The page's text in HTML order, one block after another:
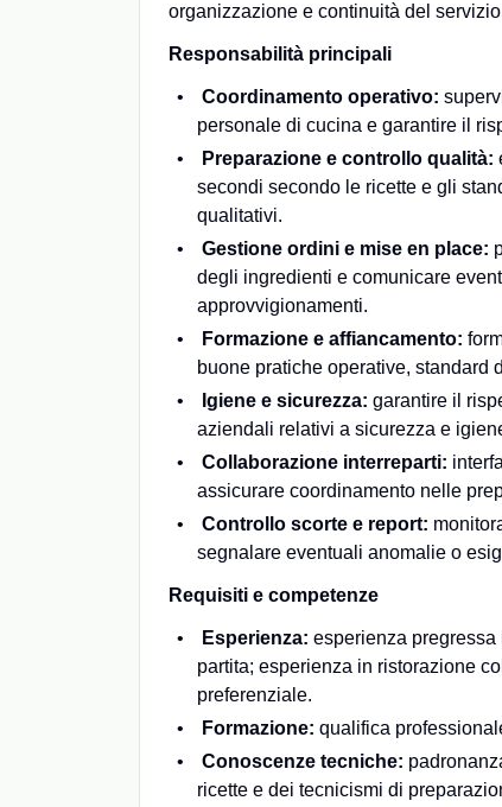
organizzazione e continuità del
Responsabilità principali
Coordinamento operativo:
personale di cucina e garantire il
Preparazione e controllo qualità:
secondi secondo le ricette e gli
qualitativi.
Gestione ordini e mise en place:
degli ingredienti e comunicare
approvvigionamenti.
Formazione e affiancamento:
buone pratiche operative, standard
Igiene e sicurezza: garantire il
aziendali relativi a sicurezza e
Collaborazione interreparti:
assicurare coordinamento nelle
Controllo scorte e report:
segnalare eventuali anomalie o
Requisiti e competenze
Esperienza: esperienza
partita; esperienza in ristorazione
preferenziale.
Formazione: qualifica
Conoscenze tecniche:
ricette e dei tecnicismi di